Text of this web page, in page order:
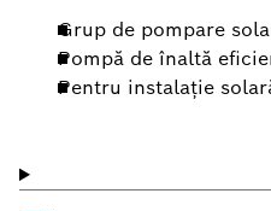
Grup de pompare
Pompă de înaltă
Pentru instalație